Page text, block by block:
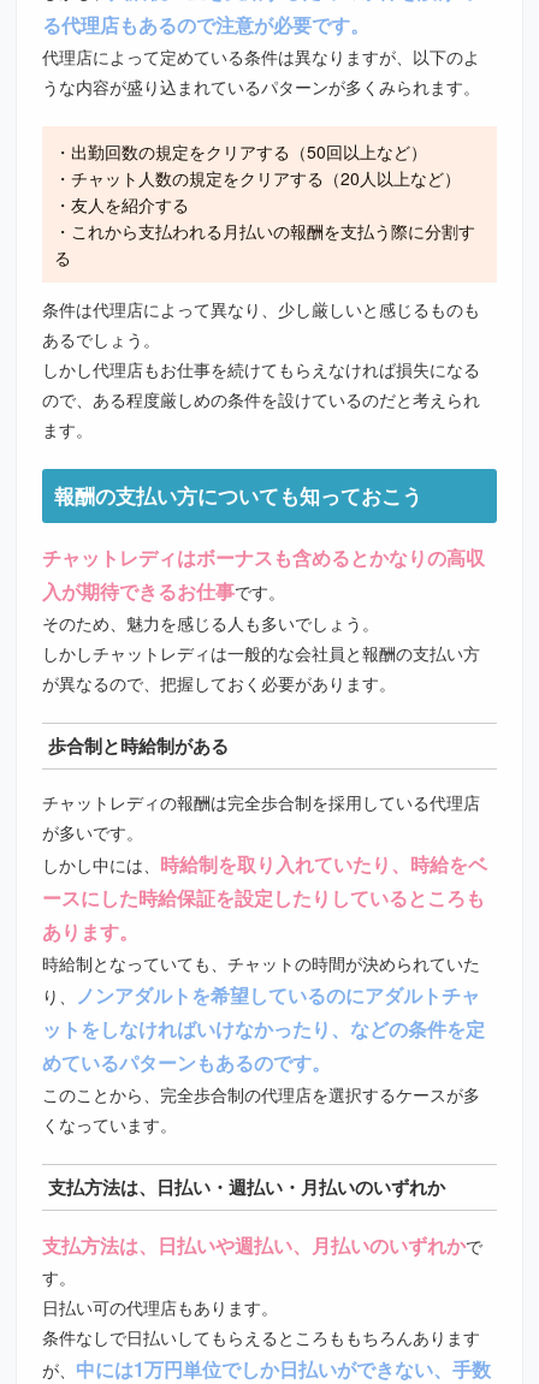
る代理店もあるので注意が必要です。
代理店によって定めている条件は異なりますが、以下のよ
うな内容が盛り込まれているパターンが多くみられます。
・出勤回数の規定をクリアする（50回以上など）
・チャット人数の規定をクリアする（20人以上など）
・友人を紹介する
・これから支払われる月払いの報酬を支払う際に分割す
る
条件は代理店によって異なり、少し厳しいと感じるものも
あるでしょう。
しかし代理店もお仕事を続けてもらえなければ損失になる
ので、ある程度厳しめの条件を設けているのだと考えられ
ます。
報酬の支払い方についても知っておこう
チャットレディはボーナスも含めるとかなりの高収
入が期待できるお仕事です。
そのため、魅力を感じる人も多いでしょう。
しかしチャットレディは一般的な会社員と報酬の支払い方
が異なるので、把握しておく必要があります。
歩合制と時給制がある
チャットレディの報酬は完全歩合制を採用している代理店
が多いです。
しかし中には、 時給制を取り入れていたり、時給をベ
ースにした時給保証を設定したりしているところも
あります。
時給制となっていても、チャットの時間が決められていた
り、 ノンアダルトを希望しているのにアダルトチャ
ットをしなければいけなかったり、などの条件を定
めているパターンもあるのです。
このことから、完全歩合制の代理店を選択するケースが多
くなっています。
支払方法は、日払い・週払い・月払いのいずれか
支払方法は、日払いや週払い、月払いのいずれかで
す。
日払い可の代理店もあります。
条件なしで日払いしてもらえるところももちろんあります
が、 中には1万円単位でしか日払いができない、手数